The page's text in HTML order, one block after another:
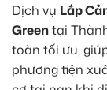
Dịch vụ Lắp
Greentại
toàn tối ưu,
phương tiện